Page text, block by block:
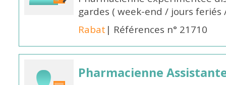
gardes ( week-end / jours
Rabat | Références n° 21710
Pharmacienne